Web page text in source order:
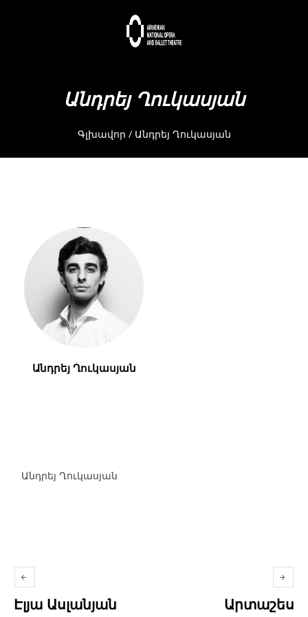
Անդրեյ Ղուկասյան
Գլխավոր / Անդրեյ Ղուկասյան
Անդրեյ Ղուկասյան
Անդրեյ Ղուկասյան
Էլյա Ասլանյան Արտաշես